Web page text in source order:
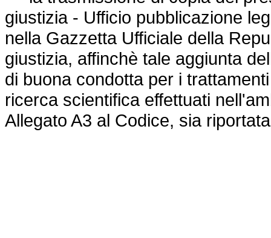
giustizia - Ufficio pubblicazione
nella Gazzetta Ufficiale della
giustizia, affinchè tale aggiunta
di buona condotta per i
ricerca scientifica effettuati
Allegato A3 al Codice, sia